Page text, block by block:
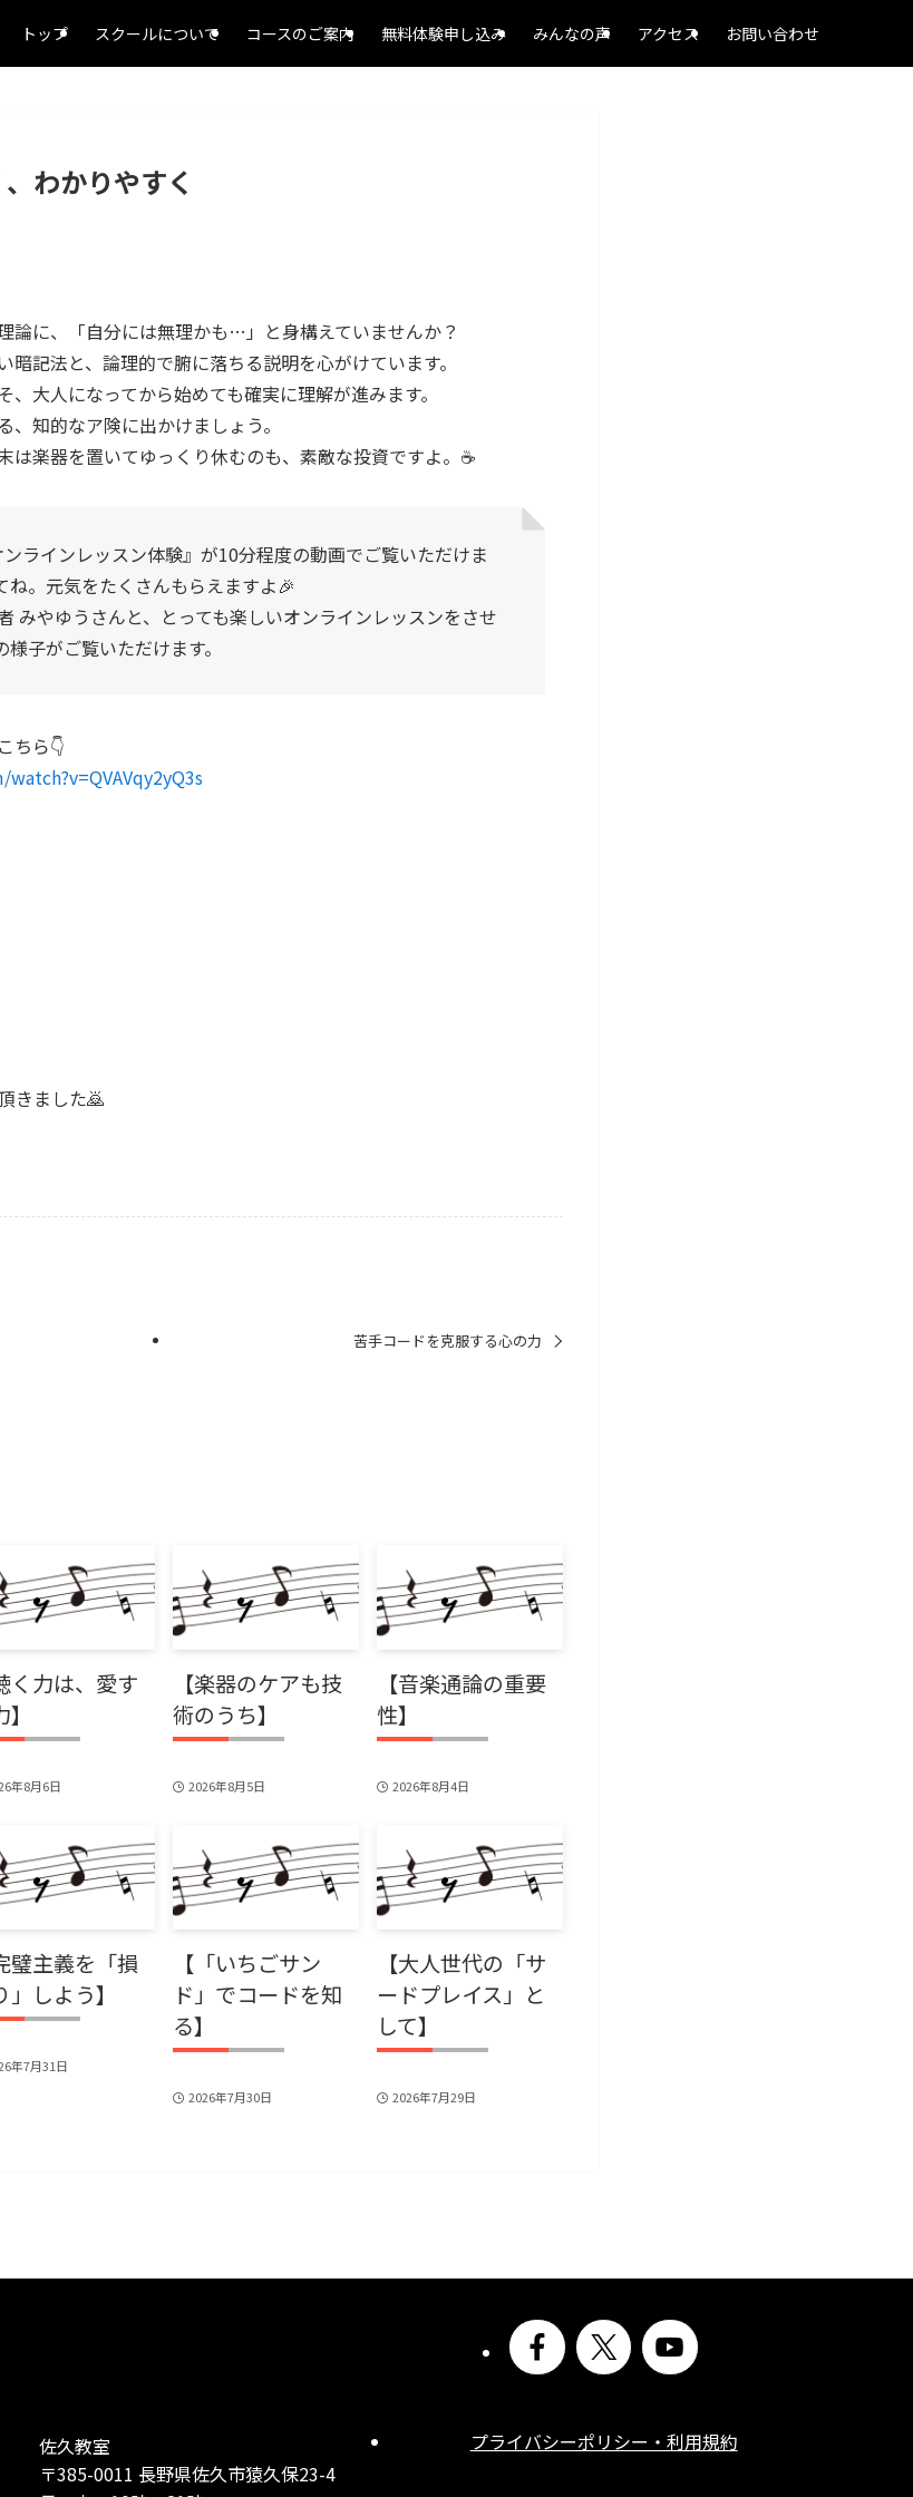
トップ スクールについて コースのご案内 無料体験申し込み みんなの声 アクセス お問い合わせ
わかりやすく
論に、「自分には無理かも…」と身構えていませんか？
暗記法と、論理的で腑に落ちる説明を心がけています。
大人になってから始めても確実に理解が進みます。
知的なア険に出かけましょう。
は楽器を置いてゆっくり休むのも、素敵な投資ですよ。☕️
ラインレッスン体験』が10分程度の動画でご覧いただけま
ね。元気をたくさんもらえますよ🎉
みやゆうさんと、とっても楽しいオンラインレッスンをさせ
子がご覧いただけます。
ちら👇️
きました🙇
苦手コードを克服する心の力
く力は、愛す
年8月6日
【楽器のケアも技
術のうち】
2026年8月5日
【音楽通論の重要
性】
2026年8月4日
璧主義を「損
」しよう】
年7月31日
【「いちごサン
ド」でコードを知
る】
2026年7月30日
【大人世代の「サ
ードプレイス」と
して】
2026年7月29日
佐久教室
〒385-0011 長野県佐久市猿久保23-4
プライバシーポリシー・利用規約